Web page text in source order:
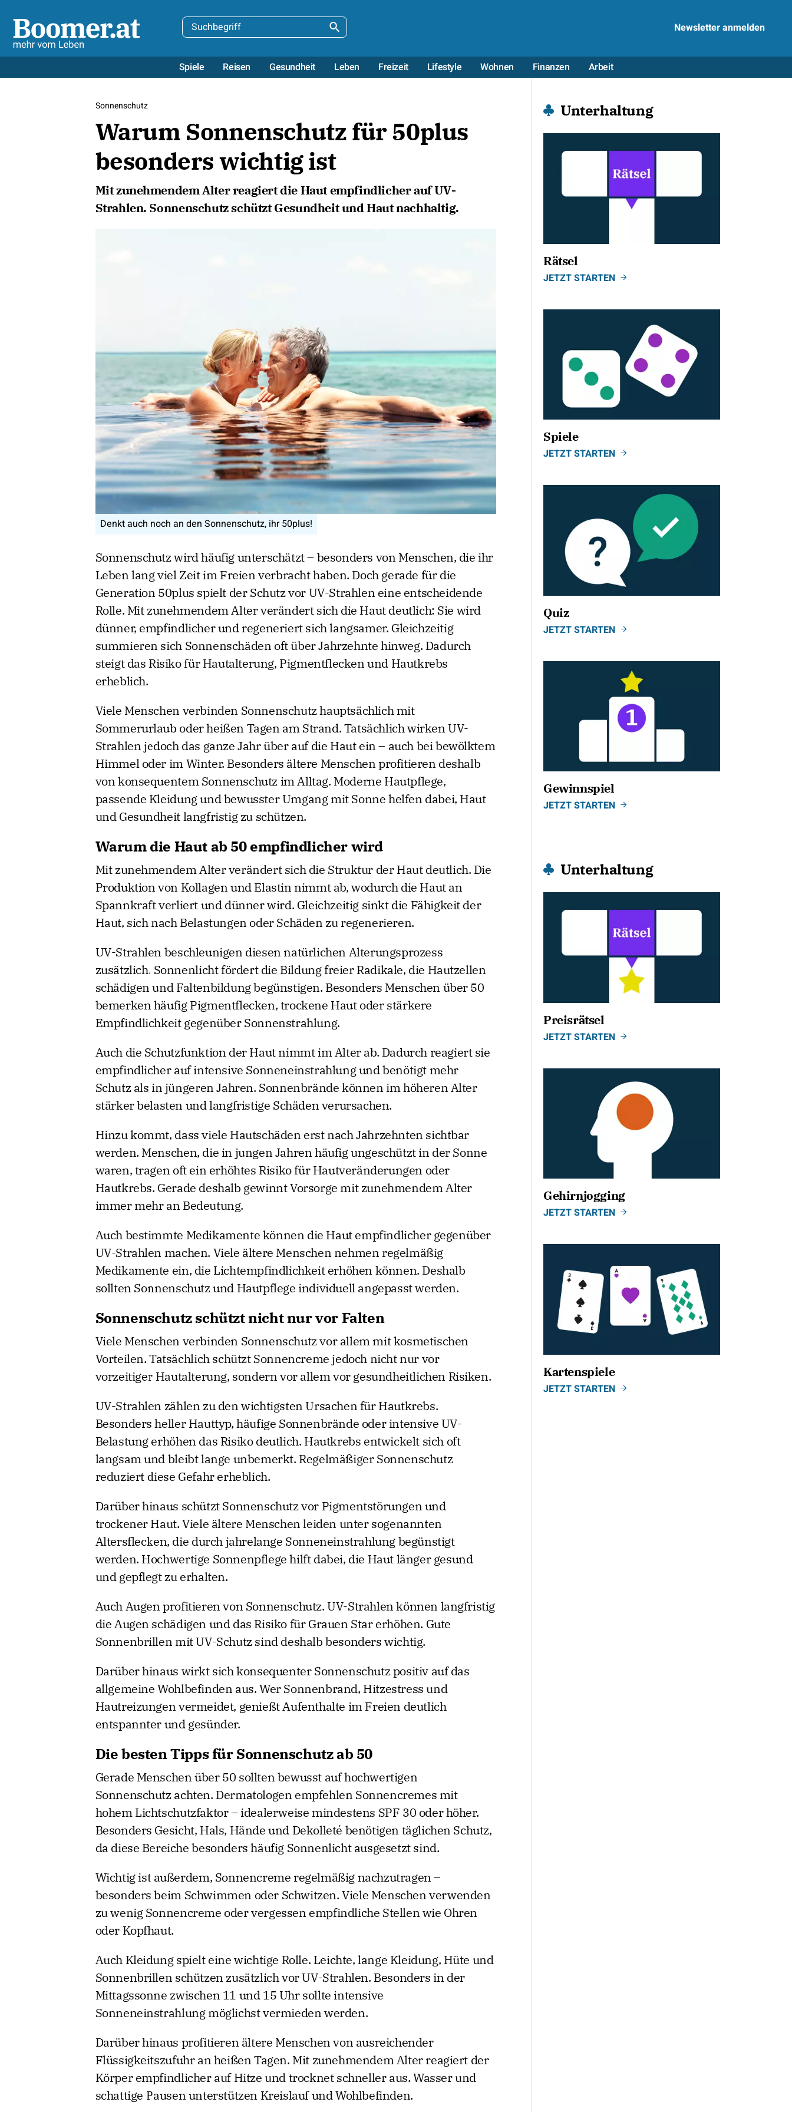
Newsletter anmelden
Spiele Reisen Gesundheit Leben Freizeit Lifestyle Wohnen Finanzen Arbeit
Sonnenschutz
Warum Sonnenschutz für 50plus
besonders wichtig ist
Mit zunehmendem Alter reagiert die Haut empfindlicher auf UV-
Strahlen. Sonnenschutz schützt Gesundheit und Haut nachhaltig.
Denkt auch noch an den Sonnenschutz, ihr 50plus!
Sonnenschutz wird häufig unterschätzt – besonders von Menschen, die ihr
Leben lang viel Zeit im Freien verbracht haben. Doch gerade für die
Generation 50plus spielt der Schutz vor UV-Strahlen eine entscheidende
Rolle. Mit zunehmendem Alter verändert sich die Haut deutlich: Sie wird
dünner, empfindlicher und regeneriert sich langsamer. Gleichzeitig
summieren sich Sonnenschäden oft über Jahrzehnte hinweg. Dadurch
steigt das Risiko für Hautalterung, Pigmentflecken und Hautkrebs
erheblich.
Viele Menschen verbinden Sonnenschutz hauptsächlich mit
Sommerurlaub oder heißen Tagen am Strand. Tatsächlich wirken UV-
Strahlen jedoch das ganze Jahr über auf die Haut ein – auch bei bewölktem
Himmel oder im Winter. Besonders ältere Menschen profitieren deshalb
von konsequentem Sonnenschutz im Alltag. Moderne Hautpflege,
passende Kleidung und bewusster Umgang mit Sonne helfen dabei, Haut
und Gesundheit langfristig zu schützen.
Warum die Haut ab 50 empfindlicher wird
Mit zunehmendem Alter verändert sich die Struktur der Haut deutlich. Die
Produktion von Kollagen und Elastin nimmt ab, wodurch die Haut an
Spannkraft verliert und dünner wird. Gleichzeitig sinkt die Fähigkeit der
Haut, sich nach Belastungen oder Schäden zu regenerieren.
UV-Strahlen beschleunigen diesen natürlichen Alterungsprozess
zusätzlich. Sonnenlicht fördert die Bildung freier Radikale, die Hautzellen
schädigen und Faltenbildung begünstigen. Besonders Menschen über 50
bemerken häufig Pigmentflecken, trockene Haut oder stärkere
Empfindlichkeit gegenüber Sonnenstrahlung.
Auch die Schutzfunktion der Haut nimmt im Alter ab. Dadurch reagiert sie
empfindlicher auf intensive Sonneneinstrahlung und benötigt mehr
Schutz als in jüngeren Jahren. Sonnenbrände können im höheren Alter
stärker belasten und langfristige Schäden verursachen.
Hinzu kommt, dass viele Hautschäden erst nach Jahrzehnten sichtbar
werden. Menschen, die in jungen Jahren häufig ungeschützt in der Sonne
waren, tragen oft ein erhöhtes Risiko für Hautveränderungen oder
Hautkrebs. Gerade deshalb gewinnt Vorsorge mit zunehmendem Alter
immer mehr an Bedeutung.
Auch bestimmte Medikamente können die Haut empfindlicher gegenüber
UV-Strahlen machen. Viele ältere Menschen nehmen regelmäßig
Medikamente ein, die Lichtempfindlichkeit erhöhen können. Deshalb
sollten Sonnenschutz und Hautpflege individuell angepasst werden.
Sonnenschutz schützt nicht nur vor Falten
Viele Menschen verbinden Sonnenschutz vor allem mit kosmetischen
Vorteilen. Tatsächlich schützt Sonnencreme jedoch nicht nur vor
vorzeitiger Hautalterung, sondern vor allem vor gesundheitlichen Risiken.
UV-Strahlen zählen zu den wichtigsten Ursachen für Hautkrebs.
Besonders heller Hauttyp, häufige Sonnenbrände oder intensive UV-
Belastung erhöhen das Risiko deutlich. Hautkrebs entwickelt sich oft
langsam und bleibt lange unbemerkt. Regelmäßiger Sonnenschutz
reduziert diese Gefahr erheblich.
Darüber hinaus schützt Sonnenschutz vor Pigmentstörungen und
trockener Haut. Viele ältere Menschen leiden unter sogenannten
Altersflecken, die durch jahrelange Sonneneinstrahlung begünstigt
werden. Hochwertige Sonnenpflege hilft dabei, die Haut länger gesund
und gepflegt zu erhalten.
Auch Augen profitieren von Sonnenschutz. UV-Strahlen können langfristig
die Augen schädigen und das Risiko für Grauen Star erhöhen. Gute
Sonnenbrillen mit UV-Schutz sind deshalb besonders wichtig.
Darüber hinaus wirkt sich konsequenter Sonnenschutz positiv auf das
allgemeine Wohlbefinden aus. Wer Sonnenbrand, Hitzestress und
Hautreizungen vermeidet, genießt Aufenthalte im Freien deutlich
entspannter und gesünder.
Die besten Tipps für Sonnenschutz ab 50
Gerade Menschen über 50 sollten bewusst auf hochwertigen
Sonnenschutz achten. Dermatologen empfehlen Sonnencremes mit
hohem Lichtschutzfaktor – idealerweise mindestens SPF 30 oder höher.
Besonders Gesicht, Hals, Hände und Dekolleté benötigen täglichen Schutz,
da diese Bereiche besonders häufig Sonnenlicht ausgesetzt sind.
Wichtig ist außerdem, Sonnencreme regelmäßig nachzutragen –
besonders beim Schwimmen oder Schwitzen. Viele Menschen verwenden
zu wenig Sonnencreme oder vergessen empfindliche Stellen wie Ohren
oder Kopfhaut.
Auch Kleidung spielt eine wichtige Rolle. Leichte, lange Kleidung, Hüte und
Sonnenbrillen schützen zusätzlich vor UV-Strahlen. Besonders in der
Mittagssonne zwischen 11 und 15 Uhr sollte intensive
Sonneneinstrahlung möglichst vermieden werden.
Darüber hinaus profitieren ältere Menschen von ausreichender
Flüssigkeitszufuhr an heißen Tagen. Mit zunehmendem Alter reagiert der
Körper empfindlicher auf Hitze und trocknet schneller aus. Wasser und
schattige Pausen unterstützen Kreislauf und Wohlbefinden.
Unterhaltung
Rätsel
JETZT STARTEN
Spiele
JETZT STARTEN
Quiz
JETZT STARTEN
Gewinnspiel
JETZT STARTEN
Unterhaltung
Preisrätsel
JETZT STARTEN
Gehirnjogging
JETZT STARTEN
Kartenspiele
JETZT STARTEN